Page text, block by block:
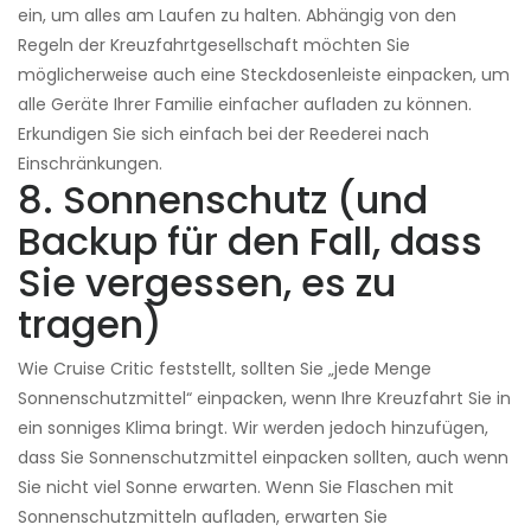
ein, um alles am Laufen zu halten. Abhängig von den
Regeln der Kreuzfahrtgesellschaft möchten Sie
möglicherweise auch eine Steckdosenleiste einpacken, um
alle Geräte Ihrer Familie einfacher aufladen zu können.
Erkundigen Sie sich einfach bei der Reederei nach
Einschränkungen.
8. Sonnenschutz (und
Backup für den Fall, dass
Sie vergessen, es zu
tragen)
Wie Cruise Critic feststellt, sollten Sie „jede Menge
Sonnenschutzmittel“ einpacken, wenn Ihre Kreuzfahrt Sie in
ein sonniges Klima bringt. Wir werden jedoch hinzufügen,
dass Sie Sonnenschutzmittel einpacken sollten, auch wenn
Sie nicht viel Sonne erwarten. Wenn Sie Flaschen mit
Sonnenschutzmitteln aufladen, erwarten Sie